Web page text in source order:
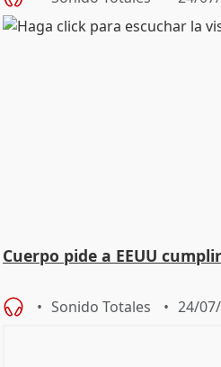
Cuerpo pide a EEUU
Sonido Totales 24/